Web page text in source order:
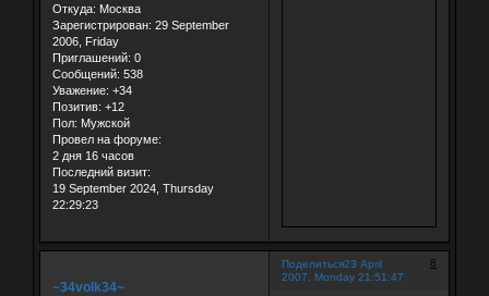
Откуда: Москва
Зарегистрирован: 29 September
2006, Friday
Приглашений: 0
Сообщений: 538
Уважение: +34
Позитив: +12
Пол: Мужской
Провел на форуме:
2 дня 16 часов
Последний визит:
19 September 2024, Thursday
22:29:23
Поделиться 8
23 April
2007, Monday 21:51:47
~34volk34~